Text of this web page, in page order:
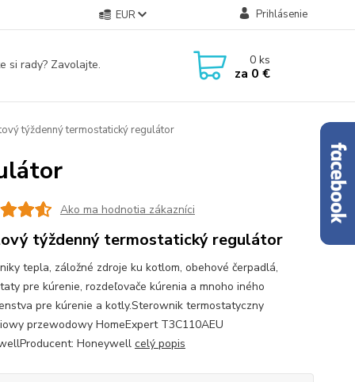
EUR Prihlásenie
si rady? Zavolajte. 0ks
za 0 €
týždenný termostatický regulátor
Ako ma hodnotia zákazníci
týždenný termostatický regulátor
tepla, záložné zdroje ku kotlom, obehové čerpadlá,
pre kúrenie, rozdeľovače kúrenia a mnoho iného
pre kúrenie a kotly.Sterownik termostatyczny
przewodowy HomeExpert T3C110AEU
Honeywell celý popis